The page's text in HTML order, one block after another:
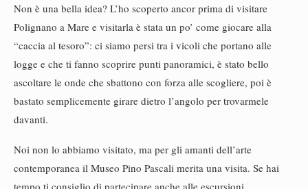
Non è una bella idea? L’ho scoperto ancor prima di visitare
Polignano a Mare e visitarla è stata un po’ come giocare alla
“caccia al tesoro”: ci siamo persi tra i vicoli che portano alle
logge e che ti fanno scoprire punti panoramici, è stato bello
ascoltare le onde che sbattono con forza alle scogliere, poi è
bastato semplicemente girare dietro l’angolo per trovarmele
davanti.
Noi non lo abbiamo visitato, ma per gli amanti dell’arte
contemporanea il Museo Pino Pascali merita una visita. Se hai
tempo ti consiglio di partecipare anche alle escursioni